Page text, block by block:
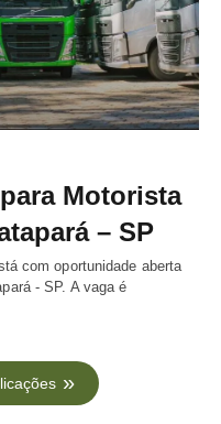
Motorista
– SP
com oportunidade aberta
- SP. A vaga é